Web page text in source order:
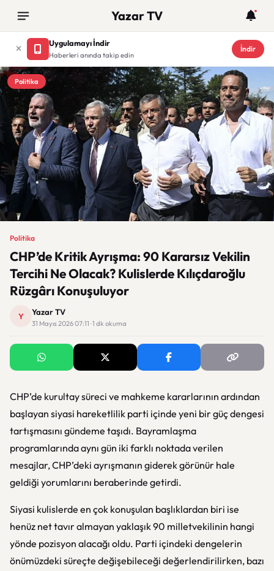
Yazar TV
Uygulamayı İndir
Haberleri anında takip edin
İndir
Politika
Politika
CHP’de Kritik Ayrışma: 90 Kararsız Vekilin
Tercihi Ne Olacak? Kulislerde Kılıçdaroğlu
Rüzgârı Konuşuluyor
Y Yazar TV
31 Mayıs 2026 07:11 · 1 dk okuma
CHP’de kurultay süreci ve mahkeme kararlarının ardından
başlayan siyasi hareketlilik parti içinde yeni bir güç dengesi
tartışmasını gündeme taşıdı. Bayramlaşma
programlarında aynı gün iki farklı noktada verilen
mesajlar, CHP’deki ayrışmanın giderek görünür hale
geldiği yorumlarını beraberinde getirdi.
Siyasi kulislerde en çok konuşulan başlıklardan biri ise
henüz net tavır almayan yaklaşık 90 milletvekilinin hangi
yönde pozisyon alacağı oldu. Parti içindeki dengelerin
önümüzdeki süreçte değişebileceği değerlendirilirken, bazı